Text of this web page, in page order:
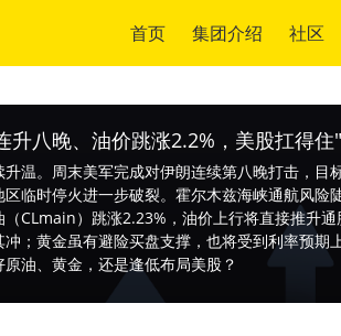
首页 集团介绍 社区
升八晚、油价跳涨2.2%，美股扛得
升温。周末美军完成对伊朗连续第八晚打击，
区临时停火进一步破裂。霍尔木兹海峡通航风
（CLmain）跳涨2.23%，油价上行将直接推升
冲；黄金虽有避险买盘支撑，也将受到利率预
油、黄金，还是逢低布局美股？